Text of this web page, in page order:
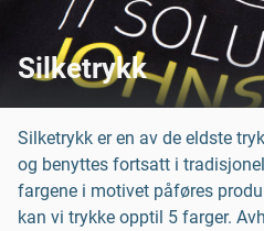
Silketrykk
Silketrykk er en av de eldste
og benyttes fortsatt i
fargene i motivet påføres
kan vi trykke opptil 5 farger.